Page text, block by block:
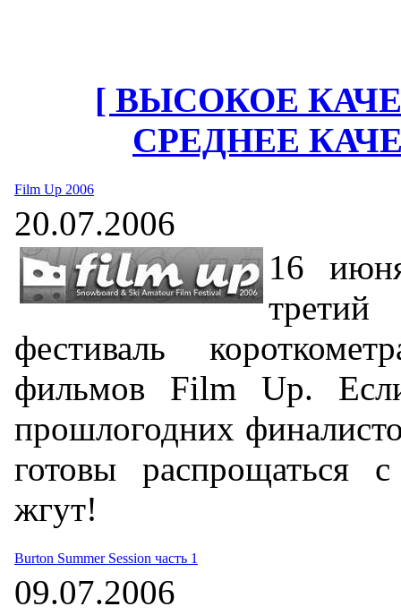
[ ВЫСОКОЕ
СРЕДНЕЕ
Film Up 2006
20.07.2006
16
фестиваль
фильмов Film Up.
прошлогодних
готовы распрощаться
жгут!
Burton Summer Session часть 1
09.07.2006